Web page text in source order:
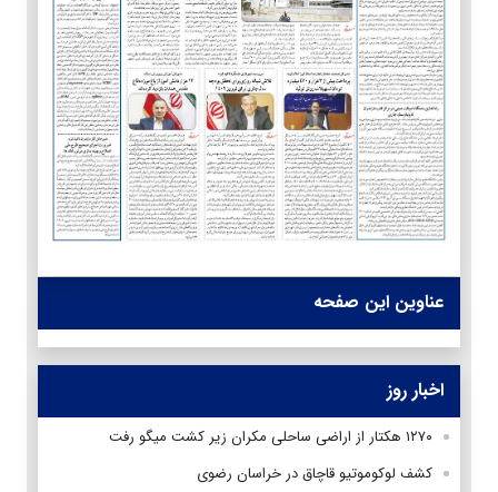
عناوین این صفحه
اخبار روز
۱۲۷۰ هکتار از اراضی ساحلی مکران زیر کشت میگو رفت
کشف لوکوموتیو قاچاق در خراسان رضوی